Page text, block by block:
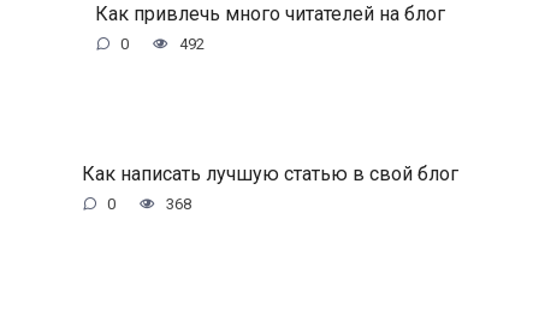
Как привлечь много читателей на блог
0 492
Как написать лучшую статью в свой блог
0 368